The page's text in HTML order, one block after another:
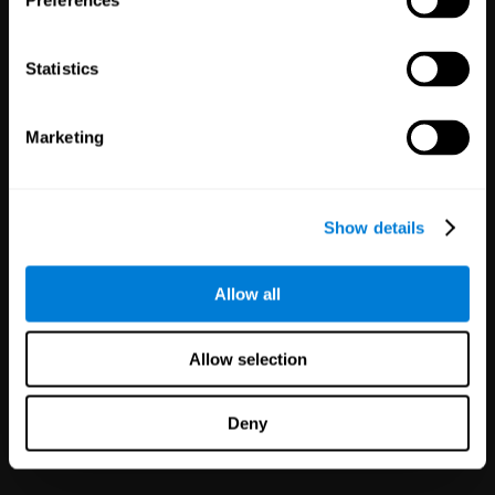
Statistics
Marketing
Show details
Allow all
Allow selection
Deny
essais cliniques avec des
Partenariats
1,120,207Utilisateurs
satisfaction de vos clients en